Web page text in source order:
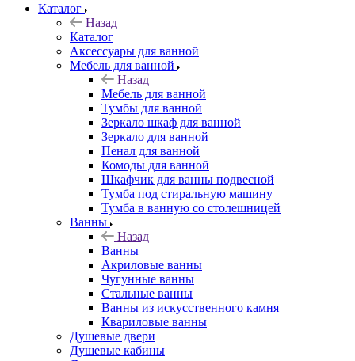
Каталог
Назад
Каталог
Аксессуары для ванной
Мебель для ванной
Назад
Мебель для ванной
Тумбы для ванной
Зеркало шкаф для ванной
Зеркало для ванной
Пенал для ванной
Комоды для ванной
Шкафчик для ванны подвесной
Тумба под стиральную машину
Тумба в ванную со столешницей
Ванны
Назад
Ванны
Акриловые ванны
Чугунные ванны
Стальные ванны
Ванны из искусственного камня
Квариловые ванны
Душевые двери
Душевые кабины